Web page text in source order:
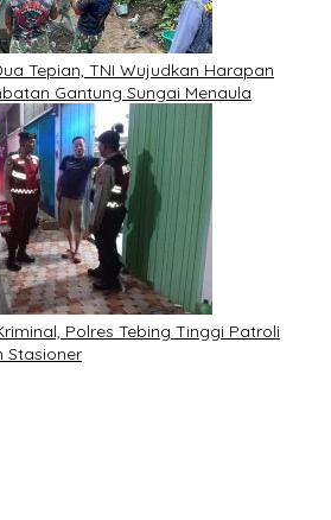
Tepian, TNI Wujudkan Harapan
Gantung Sungai Menaula
Polres Tebing Tinggi Patroli
Stasioner